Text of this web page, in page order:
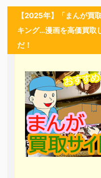
【2025年】「まんが買
キング…漫画を高価買取
だ！